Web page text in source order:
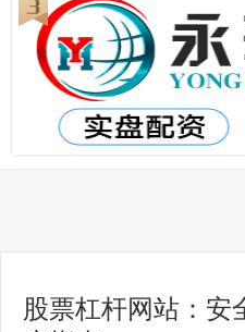
股票杠杆网站：安